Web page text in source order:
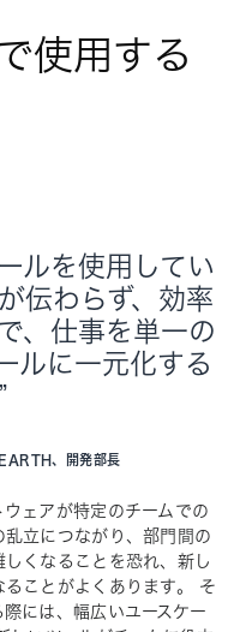
使用する
ルを使用してい
伝わらず、効率
、仕事を単一の
ルに一元化する
、開発部長
ェアが特定のチームでの
立につながり、部門間の
くなることを恐れ、新し
ことがよくあります。 そ
には、幅広いユースケー